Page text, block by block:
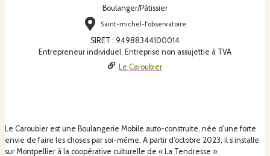
Boulanger/Pâtissier
Saint-michel-l'observatoire
SIRET : 94988344100014
Entrepreneur individuel. Entreprise non assujettie à TVA
Le Caroubier
Le Caroubier est une Boulangerie Mobile auto-construite, née d'une forte
envie de faire les choses par soi-même. A partir d’octobre 2023, il s’installe
sur Montpellier à la coopérative culturelle de « La Tendresse ».